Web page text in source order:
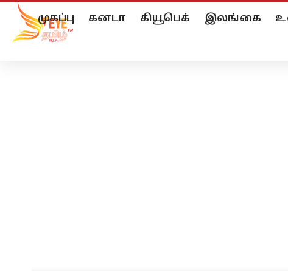
முகப்பு கனடா கியூபெக் இலங்கை